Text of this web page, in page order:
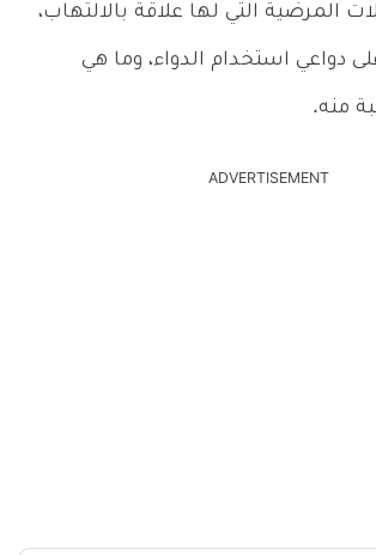
المرضية التي لها علاقة بالالتهاب،
دواعي استخدام الدواء، وما هي
منه.
ADVERTISEMENT